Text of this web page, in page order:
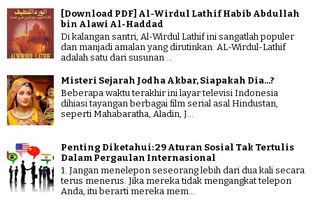
[Download PDF] Al-Wirdul Lathif Habib Abdullah
bin Alawi Al-Haddad
Di kalangan santri, Al-Wirdul Lathif ini sangatlah populer
dan manjadi amalan yang dirutinkan. AL-Wirdul-Lathif
adalah satu dari susunan ...
Misteri Sejarah Jodha Akbar, Siapakah Dia...?
Beberapa waktu terakhir ini layar televisi Indonesia
dihiasi tayangan berbagai film serial asal Hindustan,
seperti Mahabaratha, Aladin, J...
Penting Diketahui: 29 Aturan Sosial Tak Tertulis
Dalam Pergaulan Internasional
1. Jangan menelepon seseorang lebih dari dua kali secara
terus menerus. Jika mereka tidak mengangkat telepon
Anda, itu berarti mereka mem...